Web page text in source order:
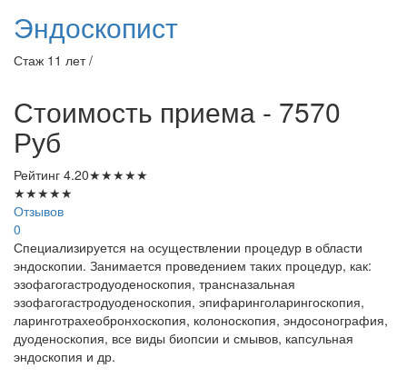
Эндоскопист
Стаж 11 лет /
Стоимость приема - 7570
Руб
Рейтинг 4.20★★★★★
★★★★★
Отзывов
0
Специализируется на осуществлении процедур в области
эндоскопии. Занимается проведением таких процедур, как:
эзофагогастродуоденоскопия, трансназальная
эзофагогастродуоденоскопия, эпифаринголарингоскопия,
ларинготрахеобронхоскопия, колоноскопия, эндосонография,
дуоденоскопия, все виды биопсии и смывов, капсульная
эндоскопия и др.